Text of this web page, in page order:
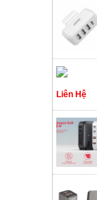
Liên Hệ